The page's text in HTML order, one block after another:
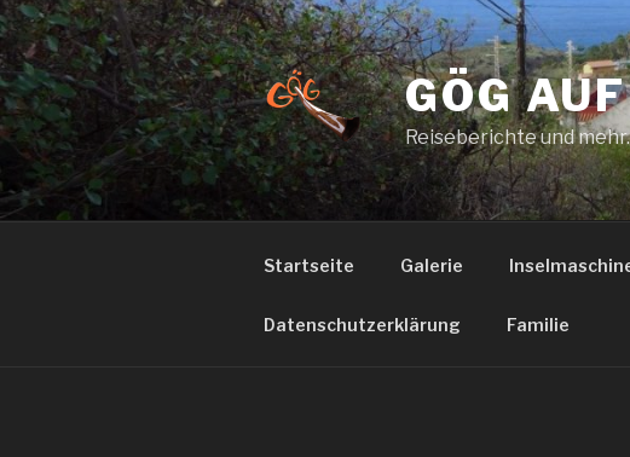
Zum
Inhalt
springen
GÖG
Reiseberichte und mehr.
Startseite Galerie
Datenschutzerklärung Familie